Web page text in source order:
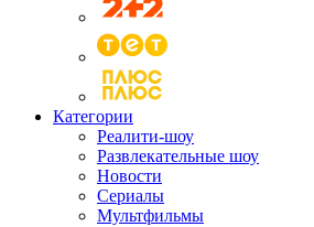
Категории
Реалити-шоу
Развлекательные шоу
Новости
Сериалы
Мультфильмы